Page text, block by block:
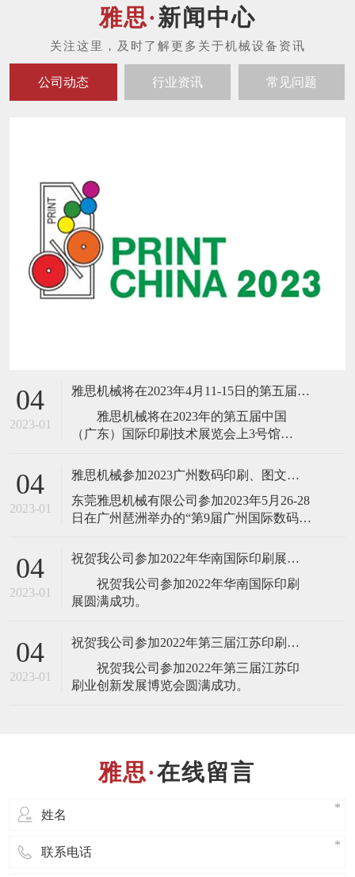
新闻中心
公司动态 行业资讯 常见问题
04
2023-01
雅思机械将在2023年4月11-15日的第五届中国(广东)国际印刷技术展览会
雅思机械将在2023年的第五届中国
（广东）国际印刷技术展览会上3号馆
速胶装联动线、高速三面切书机、数码折
配锁一体机、NO SPACE不空格高速全自动
锁线机、高速
04
2023-01
雅思机械参加2023广州数码印刷、图文快印展
​东莞雅思机械有限公司参加2023年5月26-28
日在广州琶洲举办的“第9届广州国际数码印
全自动锁线机，欢迎业界人士莅临雅思机
市雅思机械设备有限公司是一家专业设
计、制造、销售、服务于
04
2023-01
祝贺我公司参加2022年华南国际印刷展圆满成功
祝贺我公司参加2022年华南国际印刷
04
2023-01
祝贺我公司参加2022年第三届江苏印刷业创新发展博览会圆满成功
祝贺我公司参加2022年第三届江苏印
在线留言